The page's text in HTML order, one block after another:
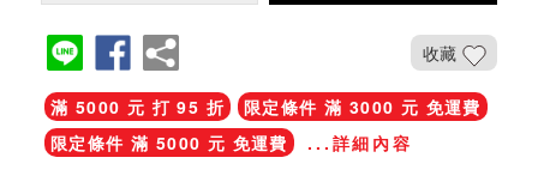
收藏
滿 5000 元 打 95 折
限定條件 滿 3000 元 免運費
限定條件 滿 5000 元 免運費
...詳細內容